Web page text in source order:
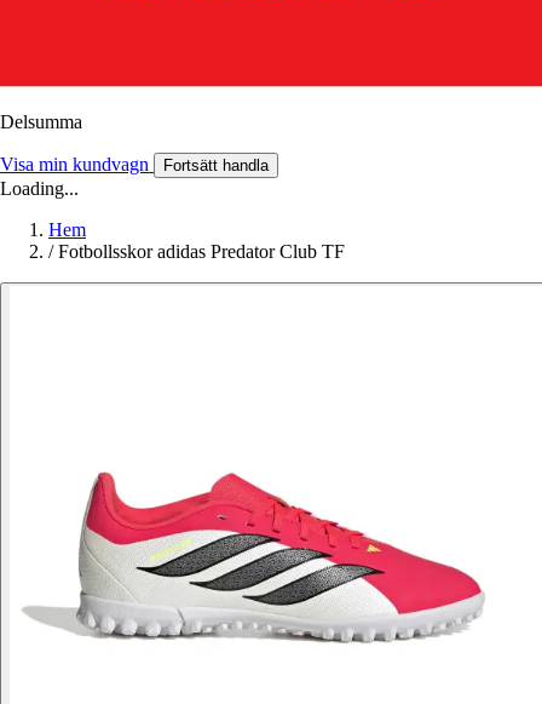
Delsumma
Visa min kundvagn Fortsätt handla
Loading...
Hem
/ Fotbollsskor adidas Predator Club TF